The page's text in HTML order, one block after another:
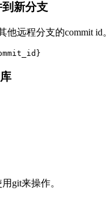
新分支
他远程分支的commit id。
git来操作。